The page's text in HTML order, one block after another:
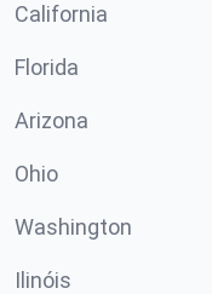
California
Florida
Arizona
Ohio
Washington
Ilinóis